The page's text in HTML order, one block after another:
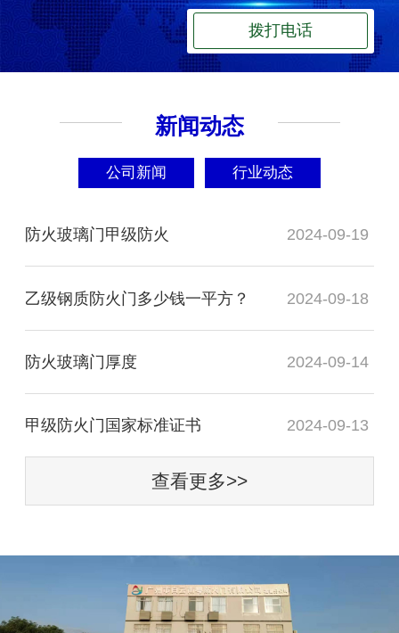
拨打电话
新闻动态
公司新闻 行业动态
防火玻璃门甲级防火 2024-09-19
乙级钢质防火门多少钱一平方？ 2024-09-18
防火玻璃门厚度 2024-09-14
甲级防火门国家标准证书 2024-09-13
查看更多>>